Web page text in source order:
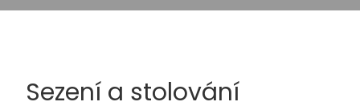
Sezení a stolování